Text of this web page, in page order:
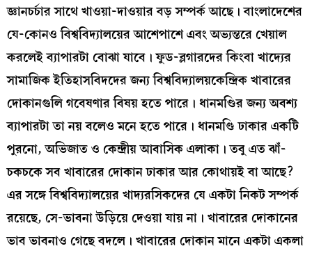
জ্ঞানচর্চার সাথে খাওয়া-দাওয়ার বড় সম্পর্ক আছে। বাংলাদেশের
যে-কোনও বিশ্ববিদ্যালয়ের আশেপাশে এবং অভ্যন্তরে খেয়াল
করলেই ব্যাপারটা বোঝা যাবে। ফুড-ব্লগারদের কিংবা খাদ্যের
সামাজিক ইতিহাসবিদদের জন্য বিশ্ববিদ্যালয়কেন্দ্রিক খাবারের
দোকানগুলি গবেষণার বিষয় হতে পারে। ধানমণ্ডির জন্য অবশ্য
ব্যাপারটা তা নয় বলেও মনে হতে পারে। ধানমণ্ডি ঢাকার একটি
পুরনো, অভিজাত ও কেন্দ্রীয় আবাসিক এলাকা। তবু এত ঝাঁ-
চকচকে সব খাবারের দোকান ঢাকার আর কোথায়ই বা আছে?
এর সঙ্গে বিশ্ববিদ্যালয়ের খাদ্যরসিকদের যে একটা নিকট সম্পর্ক
রয়েছে, সে-ভাবনা উড়িয়ে দেওয়া যায় না। খাবারের দোকানের
ভাব ভাবনাও গেছে বদলে। খাবারের দোকান মানে একটা একলা